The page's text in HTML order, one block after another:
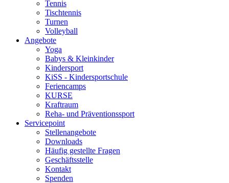
Tennis
Tischtennis
Turnen
Volleyball
Angebote
Yoga
Babys & Kleinkinder
Kindersport
KiSS - Kindersportschule
Feriencamps
KURSE
Kraftraum
Reha- und Präventionssport
Servicepoint
Stellenangebote
Downloads
Häufig gestellte Fragen
Geschäftsstelle
Kontakt
Spenden